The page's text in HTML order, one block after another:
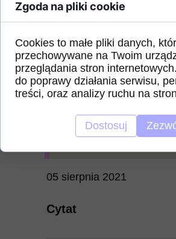
Cytat
05 sierpnia 2021
Zgoda na pliki cookie
Cookies to małe pliki danych,
przechowywane na Twoim
przeglądania stron
do poprawy działania serwisu,
treści, oraz analizy ruchu na
Dostosuj